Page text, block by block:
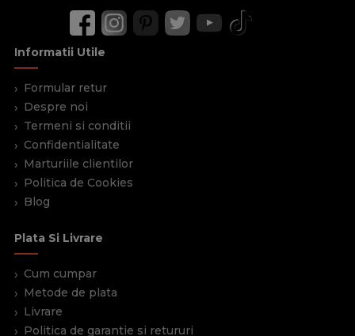
Informatii Utile
Formular retur
Despre noi
Termeni si conditii
Confidentialitate
Marturiile clientilor
Politica de Cookies
Blog
Plata Si Livrare
Cum cumpar
Metode de plata
Livrare
Politica de garantie si retururi